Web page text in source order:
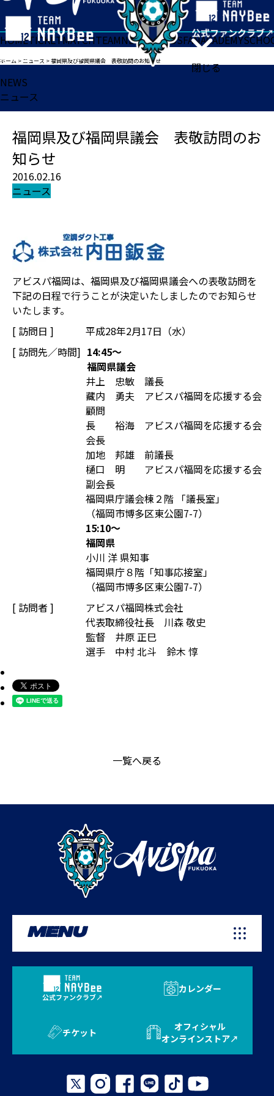
閉じる
HOMETICKETMATCHTEAMNEWSGOODSFANACADEMY
ホーム >ニュース >福岡県及び福岡県議会 表敬訪問のお知らせ
NEWS
ニュース
福岡県及び福岡県議会 表敬訪問のお
知らせ
2016.02.16
ニュース
アビスパ福岡は、福岡県及び福岡県議会への表敬訪問を
下記の日程で行うことが決定いたしましたのでお知らせ
いたします。
[ 訪問日 ]
平成28年2月17日（水）
[ 訪問先／時間] 14:45～
福岡県議会
井上 忠敏 議長
藏内 勇夫 アビスパ福岡を応援する会
顧問
長 裕海 アビスパ福岡を応援する会
会長
加地 邦雄 前議長
樋口 明 アビスパ福岡を応援する会
副会長
福岡県庁議会棟２階 「議長室」
（福岡市博多区東公園7-7）
15:10～
福岡県
小川 洋 県知事
福岡県庁８階「知事応接室」
（福岡市博多区東公園7-7）
[ 訪問者 ]
アビスパ福岡株式会社
代表取締役社長 川森 敬史
監督 井原 正巳
選手 中村 北斗 鈴木 惇
一覧へ戻る
MENU
公式ファンクラブ
カレンダー
チケット
オフィシャル
オンラインストア